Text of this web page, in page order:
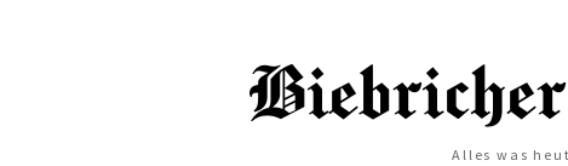
Alles was